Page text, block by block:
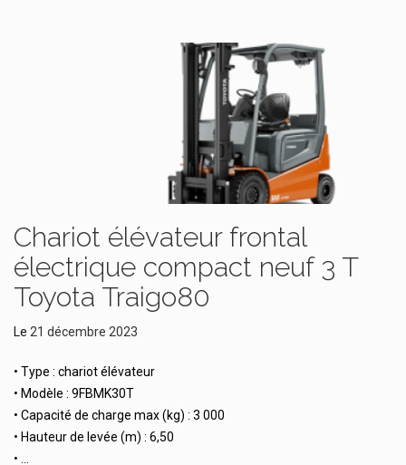
Chariot élévateur frontal
électrique compact neuf 3 T
Toyota Traigo80
Le 21 décembre 2023
• Type : chariot élévateur
• Modèle : 9FBMK30T
• Capacité de charge max (kg) : 3 000
• Hauteur de levée (m) : 6,50
• …